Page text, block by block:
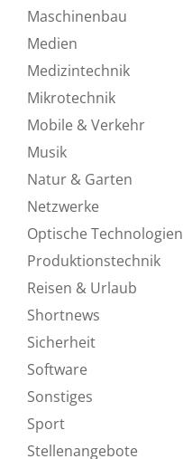
Maschinenbau
Medien
Medizintechnik
Mikrotechnik
Mobile & Verkehr
Musik
Natur & Garten
Netzwerke
Optische Technologien
Produktionstechnik
Reisen & Urlaub
Shortnews
Sicherheit
Software
Sonstiges
Sport
Stellenangebote